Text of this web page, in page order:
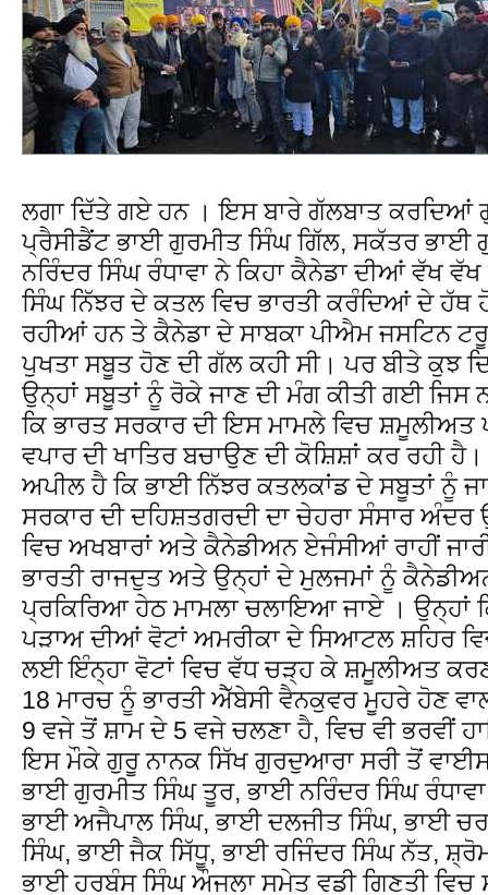
ਲਗਾ ਦਿੱਤੇ ਗਏ ਹਨ । ਇਸ ਬਾਰੇ ਗੱਲਬਾਤ ਕਰਦਿਆਂ
ਪ੍ਰੈਸੀਡੈਂਟ ਭਾਈ ਗੁਰਮੀਤ ਸਿੰਘ ਗਿੱਲ, ਸਕੱਤਰ ਭਾਈ
ਨਰਿੰਦਰ ਸਿੰਘ ਰੰਧਾਵਾ ਨੇ ਕਿਹਾ ਕੈਨੇਡਾ ਦੀਆਂ ਵੱਖ
ਸਿੰਘ ਨਿੱਝਰ ਦੇ ਕਤਲ ਵਿਚ ਭਾਰਤੀ ਕਰੰਦਿਆਂ ਦੇ ਹੱਥ
ਰਹੀਆਂ ਹਨ ਤੇ ਕੈਨੇਡਾ ਦੇ ਸਾਬਕਾ ਪੀਐਮ ਜਸਟਿਨ
ਪੁਖਤਾ ਸਬੂਤ ਹੋਣ ਦੀ ਗੱਲ ਕਹੀ ਸੀ। ਪਰ ਬੀਤੇ ਕੁਝ
ਉਨ੍ਹਾਂ ਸਬੂਤਾਂ ਨੂੰ ਰੋਕੇ ਜਾਣ ਦੀ ਮੰਗ ਕੀਤੀ ਗਈ
ਕਿ ਭਾਰਤ ਸਰਕਾਰ ਦੀ ਇਸ ਮਾਮਲੇ ਵਿਚ ਸ਼ਮੂਲੀਅਤ
ਵਪਾਰ ਦੀ ਖਾਤਿਰ ਬਚਾਉਣ ਦੀ ਕੋਸ਼ਿਸ਼ਾਂ ਕਰ ਰਹੀ
ਅਪੀਲ ਹੈ ਕਿ ਭਾਈ ਨਿੱਝਰ ਕਤਲਕਾਂਡ ਦੇ ਸਬੂਤਾਂ ਨੂੰ
ਸਰਕਾਰ ਦੀ ਦਹਿਸ਼ਤਗਰਦੀ ਦਾ ਚੇਹਰਾ ਸੰਸਾਰ
ਵਿਚ ਅਖਬਾਰਾਂ ਅਤੇ ਕੈਨੇਡੀਅਨ ਏਜੰਸੀਆਂ ਰਾਹੀਂ
ਭਾਰਤੀ ਰਾਜਦੁਤ ਅਤੇ ਉਨ੍ਹਾਂ ਦੇ ਮੁਲਜਮਾਂ ਨੂੰ
ਪ੍ਰਕਿਰਿਆ ਹੇਠ ਮਾਮਲਾ ਚਲਾਇਆ ਜਾਏ । ਉਨ੍ਹਾਂ
ਪੜਾਅ ਦੀਆਂ ਵੋਟਾਂ ਅਮਰੀਕਾ ਦੇ ਸਿਆਟਲ ਸ਼ਹਿਰ
ਲਈ ਇੰਨ੍ਹਾ ਵੋਟਾਂ ਵਿਚ ਵੱਧ ਚੜ੍ਹ ਕੇ ਸ਼ਮੂਲੀਅਤ
18 ਮਾਰਚ ਨੂੰ ਭਾਰਤੀ ਐੱਬੇਸੀ ਵੈਨਕੁਵਰ ਮੂਹਰੇ ਹੋਣ
9 ਵਜੇ ਤੋਂ ਸ਼ਾਮ ਦੇ 5 ਵਜੇ ਚਲਣਾ ਹੈ, ਵਿਚ ਵੀ ਭਰਵੀਂ
ਇਸ ਮੌਕੇ ਗੁਰੂ ਨਾਨਕ ਸਿੱਖ ਗੁਰਦੁਆਰਾ ਸਰੀ ਤੋਂ
ਭਾਈ ਗੁਰਮੀਤ ਸਿੰਘ ਤੂਰ, ਭਾਈ ਨਰਿੰਦਰ ਸਿੰਘ
ਭਾਈ ਅਜੈਪਾਲ ਸਿੰਘ, ਭਾਈ ਦਲਜੀਤ ਸਿੰਘ, ਭਾਈ
ਸਿੰਘ, ਭਾਈ ਜੈਕ ਸਿੱਧੂ, ਭਾਈ ਰਜਿੰਦਰ ਸਿੰਘ ਨੱਤ,
ਭਾਈ ਹਰਬੰਸ ਸਿੰਘ ਔਜਲਾ ਸਮੇਤ ਵਡੀ ਗਿਣਤੀ ਵਿਚ